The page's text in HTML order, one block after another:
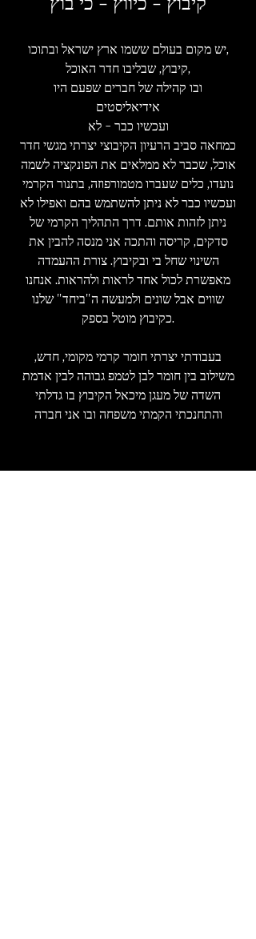
יש מקום בעולם ששמו ארץ ישראל ובתוכו,
קיבוץ, שבליבו חדר האוכל,
ובו קהילה של חברים שפעם היו
אידיאליסטים
ועכשיו כבר - לא
כמחאה סביב הרעיון הקיבוצי יצרתי מגשי חדר
אוכל, שכבר לא ממלאים את הפונקציה לשמה
נועדו, כלים שעברו מטמורפוזה, בתנור הקרמי
ועכשיו כבר לא ניתן להשתמש בהם ואפילו לא
ניתן לזהות אותם. דרך התהליך הקרמי של
סדקים, קריסה והתכה אני מנסה להבין את
השינוי שחל בי ובקיבוץ. צורת ההעמדה
מאפשרת לכול אחד לראות ולהראות. אנחנו
שווים אבל שונים ולמעשה ה"ביחד" שלנו
כקיבוץ מוטל בספק.
בעבודתי יצרתי חומר קרמי מקומי, חדש,
משילוב בין חומר לבן לטמפ גבוהה לבין אדמת
השדה של מעגן מיכאל הקיבוץ בו גדלתי
והתחנכתי הקמתי משפחה ובו אני חברה